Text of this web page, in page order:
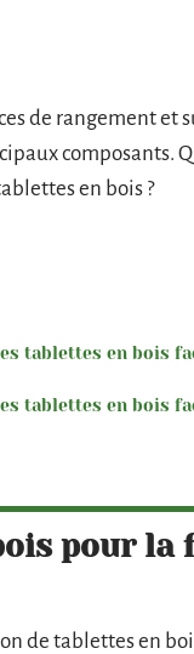
de rangement et
composants.
en bois ?
tablettes en bois
tablettes en bois
pour
de tablettes en